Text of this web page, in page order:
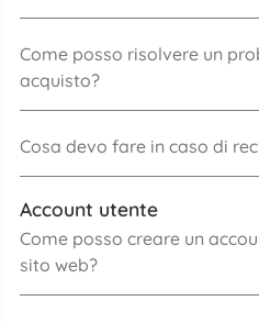
Come posso risolvere un
acquisto?
Cosa devo fare in caso di
Account utente
Come posso creare un
sito web?